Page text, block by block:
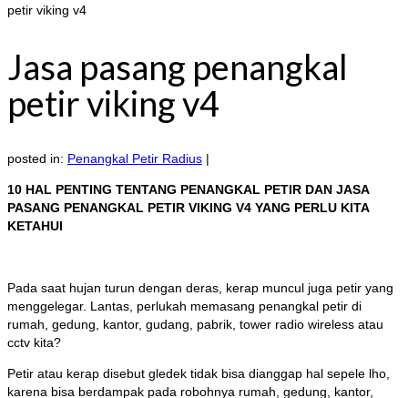
petir viking v4
Jasa pasang penangkal
petir viking v4
posted in: Penangkal Petir Radius |
10 HAL PENTING TENTANG PENANGKAL PETIR DAN JASA
PASANG PENANGKAL PETIR VIKING V4 YANG PERLU KITA
KETAHUI
Pada saat hujan turun dengan deras, kerap muncul juga petir yang
menggelegar. Lantas, perlukah memasang penangkal petir di
rumah, gedung, kantor, gudang, pabrik, tower radio wireless atau
cctv kita?
Petir atau kerap disebut gledek tidak bisa dianggap hal sepele lho,
karena bisa berdampak pada robohnya rumah, gedung, kantor,